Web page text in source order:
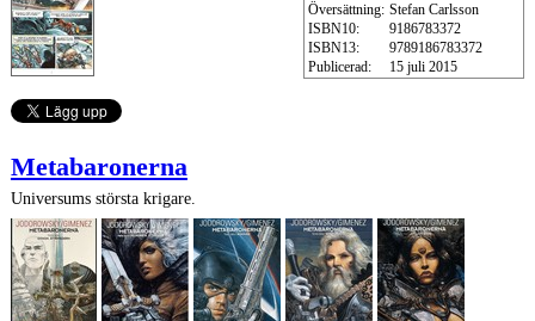
Översättning: Stefan Carlsson
ISBN10:
9186783372
ISBN13:
9789186783372
Publicerad:
15 juli 2015
Metabaronerna
Universums största krigare.